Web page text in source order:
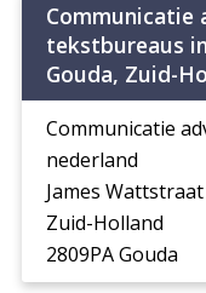
Communicatie
tekstbureaus
Gouda, Zuid-
Communicatie
nederland
James
Zuid-Holland
2809PA Gouda